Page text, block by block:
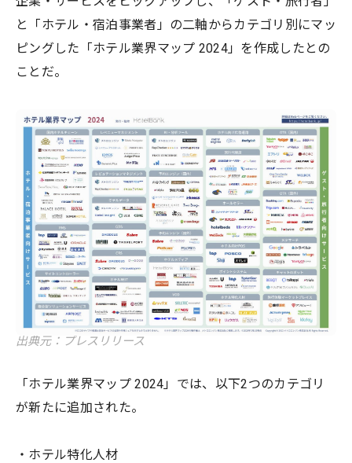
と「ホテル・宿泊事業者」の二軸からカテゴリ別にマッ
ピングした「ホテル業界マップ 2024」を作成したとの
ことだ。
出典元：プレスリリース
「ホテル業界マップ 2024」では、以下2つのカテゴリ
が新たに追加された。
・ホテル特化人材